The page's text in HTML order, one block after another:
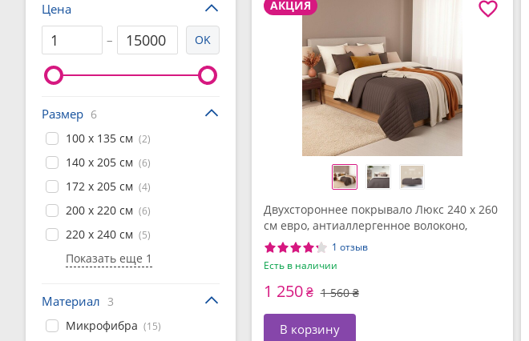
АКЦИЯ
Двухстороннее покрывало Люкс 240 x 260
см евро, антиаллергенное волоконо,
шоколад, беж, ТМ IDEIA
1 отзыв
Есть в наличии
1 250₴ 1 560 ₴
В корзину
Цена
–
OK
Размер 6
100 x 135 см (2)
140 x 205 см (6)
172 x 205 см (4)
200 x 220 см (6)
220 x 240 см (5)
Показать еще 1
Материал 3
Микрофибра (15)